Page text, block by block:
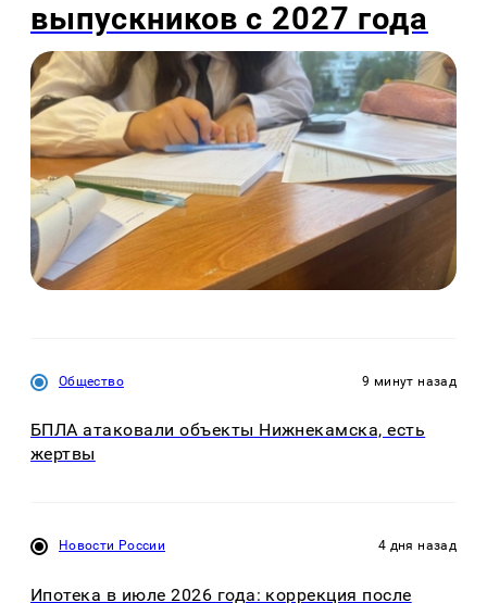
выпускников с 2027 года
Общество 9 минут назад
БПЛА атаковали объекты Нижнекамска, есть
жертвы
Новости России 4 дня назад
Ипотека в июле 2026 года: коррекция после